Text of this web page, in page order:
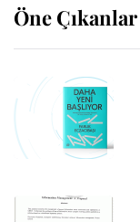
Öne Çıkanlar